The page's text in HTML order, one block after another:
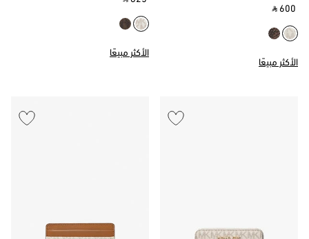
‎ ⃁ 600 ‎
الأكثر مبيعًا
الأكثر مبيعًا